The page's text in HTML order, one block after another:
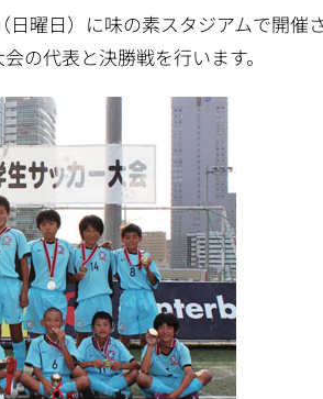
日曜日）に味の素スタジアムで開
の代表と決勝戦を行います。